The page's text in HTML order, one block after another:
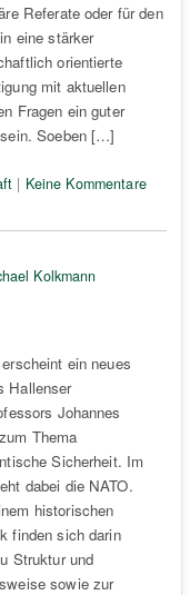
Referate oder für den
eine stärker
orientierte
mit aktuellen
Fragen ein guter
Soeben […]
| Keine Kommentare
Kolkmann
ein neues
Hallenser
Johannes
Thema
Sicherheit. Im
dabei die NATO.
historischen
finden sich darin
Struktur und
sowie zur